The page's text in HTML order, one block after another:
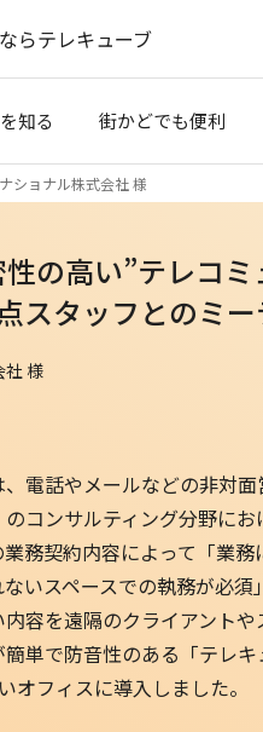
らテレキューブ
知る
コツ
解決
ブを体験
ブ
街かどでも便利
ショナル株式会社 様
の高い”テレコ
スタッフとのミ
社 様
電話やメールなどの非対
コンサルティング分野に
務契約内容によって「業
いスペースでの執務が必須
容を遠隔のクライアント
単で防音性のある「テレキ
オフィスに導入しました。